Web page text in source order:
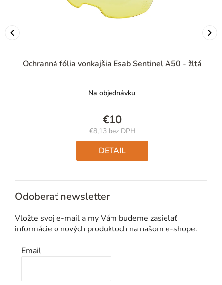
Ochranná fólia vonkajšia Esab Sentinel A50 - žltá
Na objednávku
€10
€8,13 bez DPH
Jednotková
cena:
DETAIL
Odoberať newsletter
Vložte svoj e-mail a my Vám budeme zasielať
informácie o nových produktoch na našom e-shope.
Email